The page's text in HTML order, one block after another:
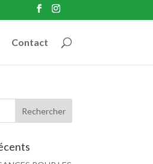
Contact